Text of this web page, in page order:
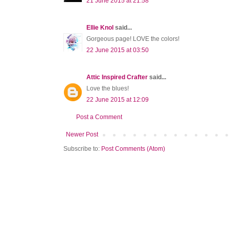
Ellie Knol said...
Gorgeous page! LOVE the colors!
22 June 2015 at 03:50
Attic Inspired Crafter said...
Love the blues!
22 June 2015 at 12:09
Post a Comment
Newer Post
Subscribe to: Post Comments (Atom)